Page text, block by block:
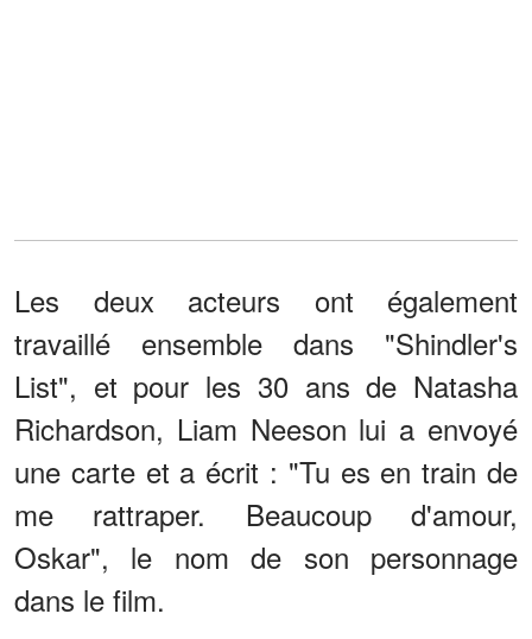
Les deux acteurs ont également
travaillé ensemble dans "Shindler's
List", et pour les 30 ans de Natasha
Richardson, Liam Neeson lui a envoyé
une carte et a écrit : "Tu es en train de
me rattraper. Beaucoup d'amour,
Oskar", le nom de son personnage
dans le film.